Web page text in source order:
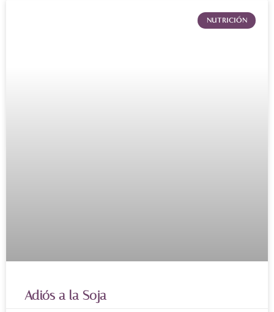
NUTRICIÓN
Adiós a la Soja